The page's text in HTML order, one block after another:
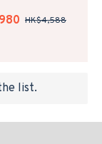
HK$4,588
list.